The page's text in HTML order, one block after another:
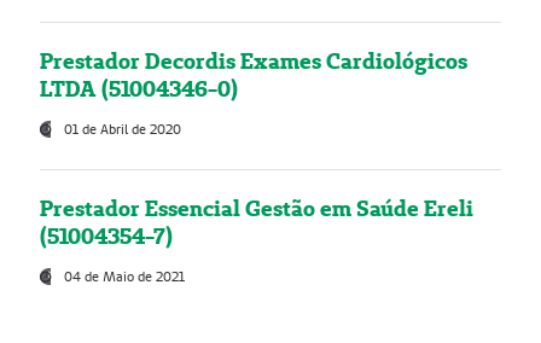
Prestador Decordis Exames Cardiológicos
LTDA (51004346-0)
01 de Abril de 2020
Prestador Essencial Gestão em Saúde Ereli
(51004354-7)
04 de Maio de 2021